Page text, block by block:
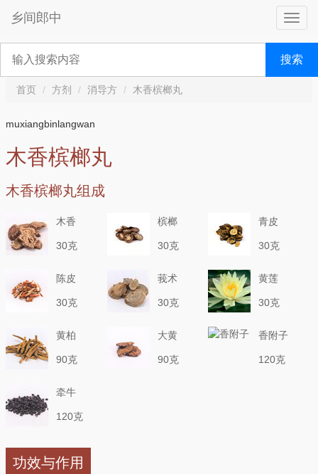
乡间郎中
搜索
首页 方剂 消导方 木香槟榔丸
muxiangbinlangwan
木香槟榔丸
木香槟榔丸组成
木香
30克
槟榔
30克
青皮
30克
陈皮
30克
莪术
30克
黄莲
30克
黄柏
90克
大黄
90克
香附子
120克
牵牛
120克
功效与作用